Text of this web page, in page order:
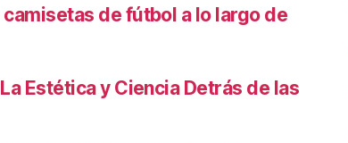
de fútbol a lo largo de
Estética y Ciencia Detrás de las